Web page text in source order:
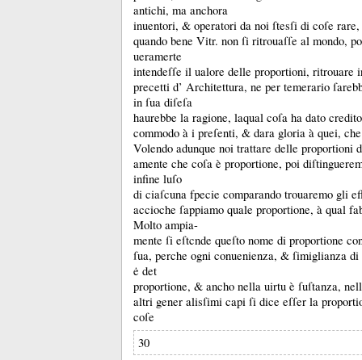
antichi, ma anchora
inuentori, & operatori da noi ſtesſi di coſe
quando bene Vitr. non ſi ritrouaſſe al mondo,
ueramerte
intendeſſe il ualore delle proportioni, ritrouare
precetti d’ Architettura, ne per temerario
in ſua diſeſa
haurebbe la ragione, laqual coſa ha dato
commodo à i preſenti, & dara gloria à quei,
Volendo adunque noi trattare delle proportioni
amente che coſa è proportione, poi
infine luſo
di ciaſcuna fpecie comparando trouaremo gli
accioche ſappiamo quale proportione, à qual
Molto ampia-
mente ſi eſtcnde queſto nome di proportione
ſua, perche ogni conuenienza, & ſimiglianza di
ė det
proportione, & ancho nella uirtu è ſuſtanza,
altri gener alisſimi capi ſi dice eſſer la
coſe
30